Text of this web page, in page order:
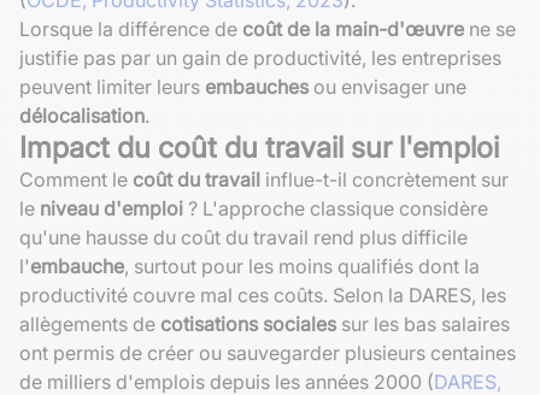
Lorsque la différence de coût de la main-d'œuvre ne se
justifie pas par un gain de productivité, les entreprises
peuvent limiter leurs embauches ou envisager une
délocalisation.
Impact du coût du travail sur l'emploi
Comment le coût du travail influe-t-il concrètement sur
le niveau d'emploi ? L'approche classique considère
qu'une hausse du coût du travail rend plus difficile
l'embauche, surtout pour les moins qualifiés dont la
productivité couvre mal ces coûts. Selon la DARES, les
allègements de cotisations sociales sur les bas salaires
ont permis de créer ou sauvegarder plusieurs centaines
de milliers d'emplois depuis les années 2000 (DARES,